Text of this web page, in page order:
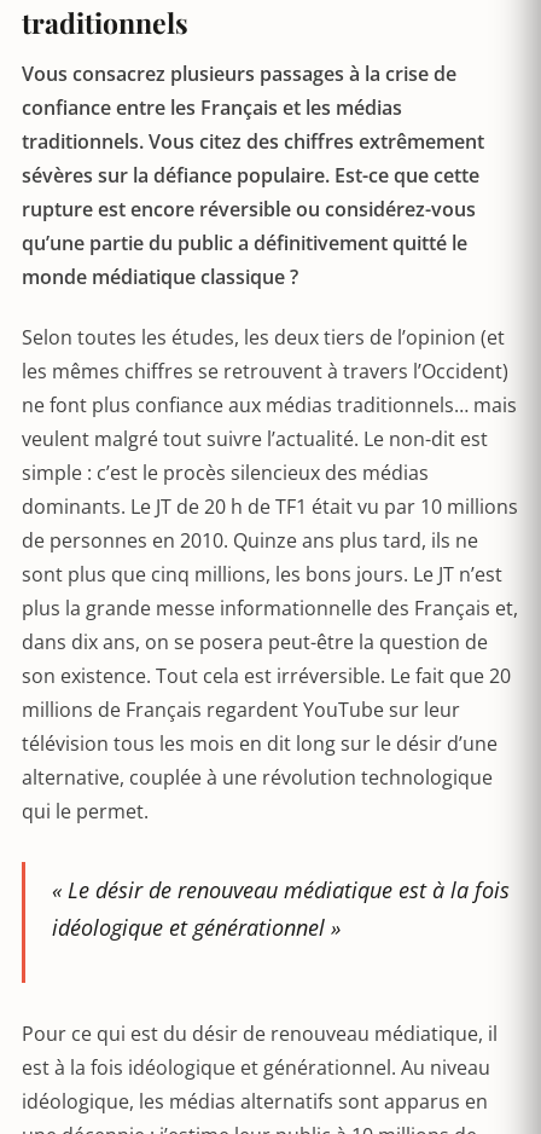
traditionnels
Vous consacrez plusieurs passages à la crise de
confiance entre les Français et les médias
traditionnels. Vous citez des chiffres extrêmement
sévères sur la défiance populaire. Est-ce que cette
rupture est encore réversible ou considérez-vous
qu’une partie du public a définitivement quitté le
monde médiatique classique ?
Selon toutes les études, les deux tiers de l’opinion (et
les mêmes chiffres se retrouvent à travers l’Occident)
ne font plus confiance aux médias traditionnels… mais
veulent malgré tout suivre l’actualité. Le non-dit est
simple : c’est le procès silencieux des médias
dominants. Le JT de 20 h de TF1 était vu par 10 millions
de personnes en 2010. Quinze ans plus tard, ils ne
sont plus que cinq millions, les bons jours. Le JT n’est
plus la grande messe informationnelle des Français et,
dans dix ans, on se posera peut-être la question de
son existence. Tout cela est irréversible. Le fait que 20
millions de Français regardent YouTube sur leur
télévision tous les mois en dit long sur le désir d’une
alternative, couplée à une révolution technologique
qui le permet.
« Le désir de renouveau médiatique est à la fois
idéologique et générationnel »
Pour ce qui est du désir de renouveau médiatique, il
est à la fois idéologique et générationnel. Au niveau
idéologique, les médias alternatifs sont apparus en